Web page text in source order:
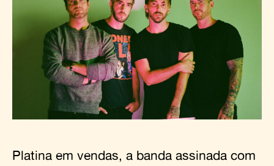
Platina em vendas, a banda assinada com